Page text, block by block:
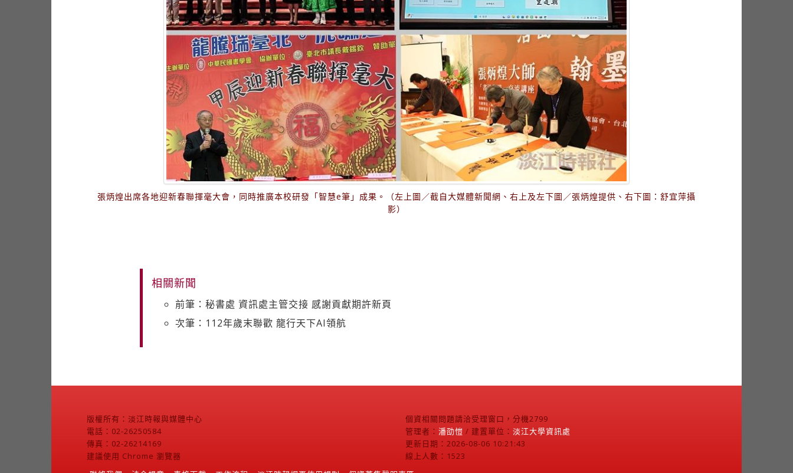
張炳煌出席各地迎新春聯揮毫大會，同時推廣本校研發「智慧e筆」成果。（左上圖／截自大媒體新聞網、右上及左下圖／張炳煌提供、右下圖：舒宜萍攝
影）
相關新聞
前筆：秘書處 資訊處主管交接 感謝貢獻期許新頁
次筆：112年歲末聯歡 龍行天下AI領航
版權所有：淡江時報與媒體中心
電話：02-26250584
傳真：02-26214169
建議使用 Chrome 瀏覽器
個資相關問題請洽受理窗口，分機2799
管理者： 潘劭愷 / 建置單位： 淡江大學資訊處
更新日期：2026-08-06 10:21:43
線上人數：1523